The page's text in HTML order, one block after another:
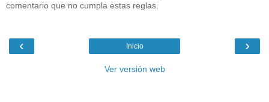
comentario que no cumpla estas reglas.
‹ ›
Inicio
Ver versión web